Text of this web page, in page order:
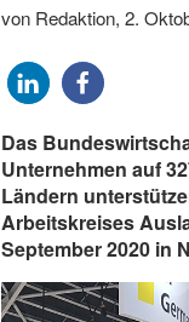
von Redaktion, 2.
Das
Unternehmen auf
Ländern
Arbeitskreises
September 2020 in